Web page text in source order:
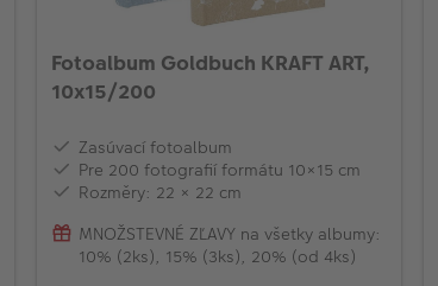
Fotoalbum Goldbuch KRAFT ART,
10x15/200
Zasúvací fotoalbum
Pre 200 fotografií formátu 10×15 cm
Rozměry: 22 × 22 cm
MNOŽSTEVNÉ ZĽAVY na všetky albumy:
10% (2ks), 15% (3ks), 20% (od 4ks)